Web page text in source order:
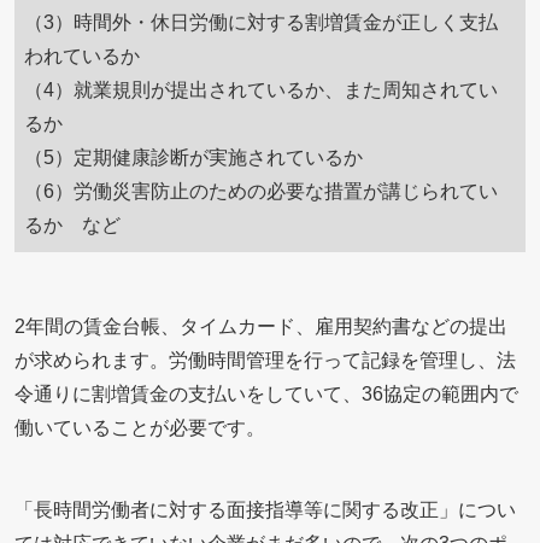
（3）時間外・休日労働に対する割増賃金が正しく支払
われているか
（4）就業規則が提出されているか、また周知されてい
るか
（5）定期健康診断が実施されているか
（6）労働災害防止のための必要な措置が講じられてい
るか など
2年間の賃金台帳、タイムカード、雇用契約書などの提出
が求められます。労働時間管理を行って記録を管理し、法
令通りに割増賃金の支払いをしていて、36協定の範囲内で
働いていることが必要です。
「長時間労働者に対する面接指導等に関する改正」につい